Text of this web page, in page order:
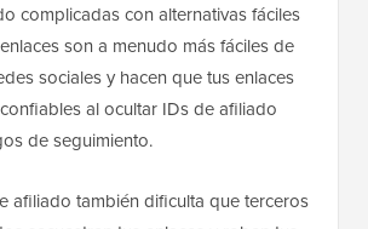
complicadas con alternativas fáciles
son a menudo más fáciles de
sociales y hacen que tus enlaces
al ocultar IDs de afiliado
de seguimiento.
afiliado también dificulta que terceros